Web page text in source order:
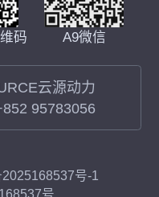
码 A9微信
云源动力
95783056
号-1
号